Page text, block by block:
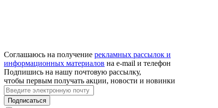
Соглашаюсь на получение рекламных рассылок и
информационных материалов на e‑mail и телефон
Подпишись на нашу почтовую рассылку,
чтобы первым получать акции, новости и новинки
Подписаться